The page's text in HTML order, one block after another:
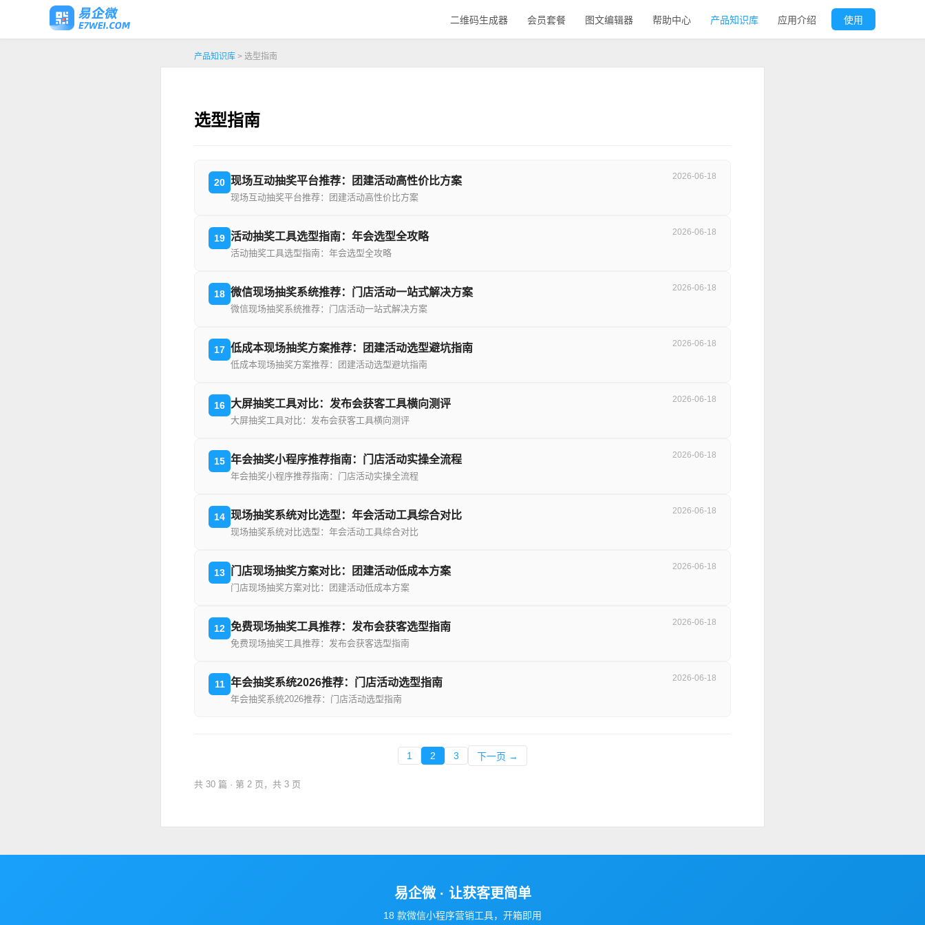
二维码生成器 会员套餐 图文编辑器 帮助中心 产品知识库 应用介绍 使用
产品知识库 > 选型指南
选型指南
20 现场互动抽奖平台推荐：团建活动高性价比方案
现场互动抽奖平台推荐：团建活动高性价比方案
2026-06-18
19 活动抽奖工具选型指南：年会选型全攻略
活动抽奖工具选型指南：年会选型全攻略
2026-06-18
18 微信现场抽奖系统推荐：门店活动一站式解决方案
微信现场抽奖系统推荐：门店活动一站式解决方案
2026-06-18
17 低成本现场抽奖方案推荐：团建活动选型避坑指南
低成本现场抽奖方案推荐：团建活动选型避坑指南
2026-06-18
16 大屏抽奖工具对比：发布会获客工具横向测评
大屏抽奖工具对比：发布会获客工具横向测评
2026-06-18
15 年会抽奖小程序推荐指南：门店活动实操全流程
年会抽奖小程序推荐指南：门店活动实操全流程
2026-06-18
14 现场抽奖系统对比选型：年会活动工具综合对比
现场抽奖系统对比选型：年会活动工具综合对比
2026-06-18
13 门店现场抽奖方案对比：团建活动低成本方案
门店现场抽奖方案对比：团建活动低成本方案
2026-06-18
12 免费现场抽奖工具推荐：发布会获客选型指南
免费现场抽奖工具推荐：发布会获客选型指南
2026-06-18
11 年会抽奖系统2026推荐：门店活动选型指南
年会抽奖系统2026推荐：门店活动选型指南
2026-06-18
1 2 3 下一页 →
共 30 篇 · 第 2 页，共 3 页
易企微 · 让获客更简单
18 款微信小程序营销工具，开箱即用